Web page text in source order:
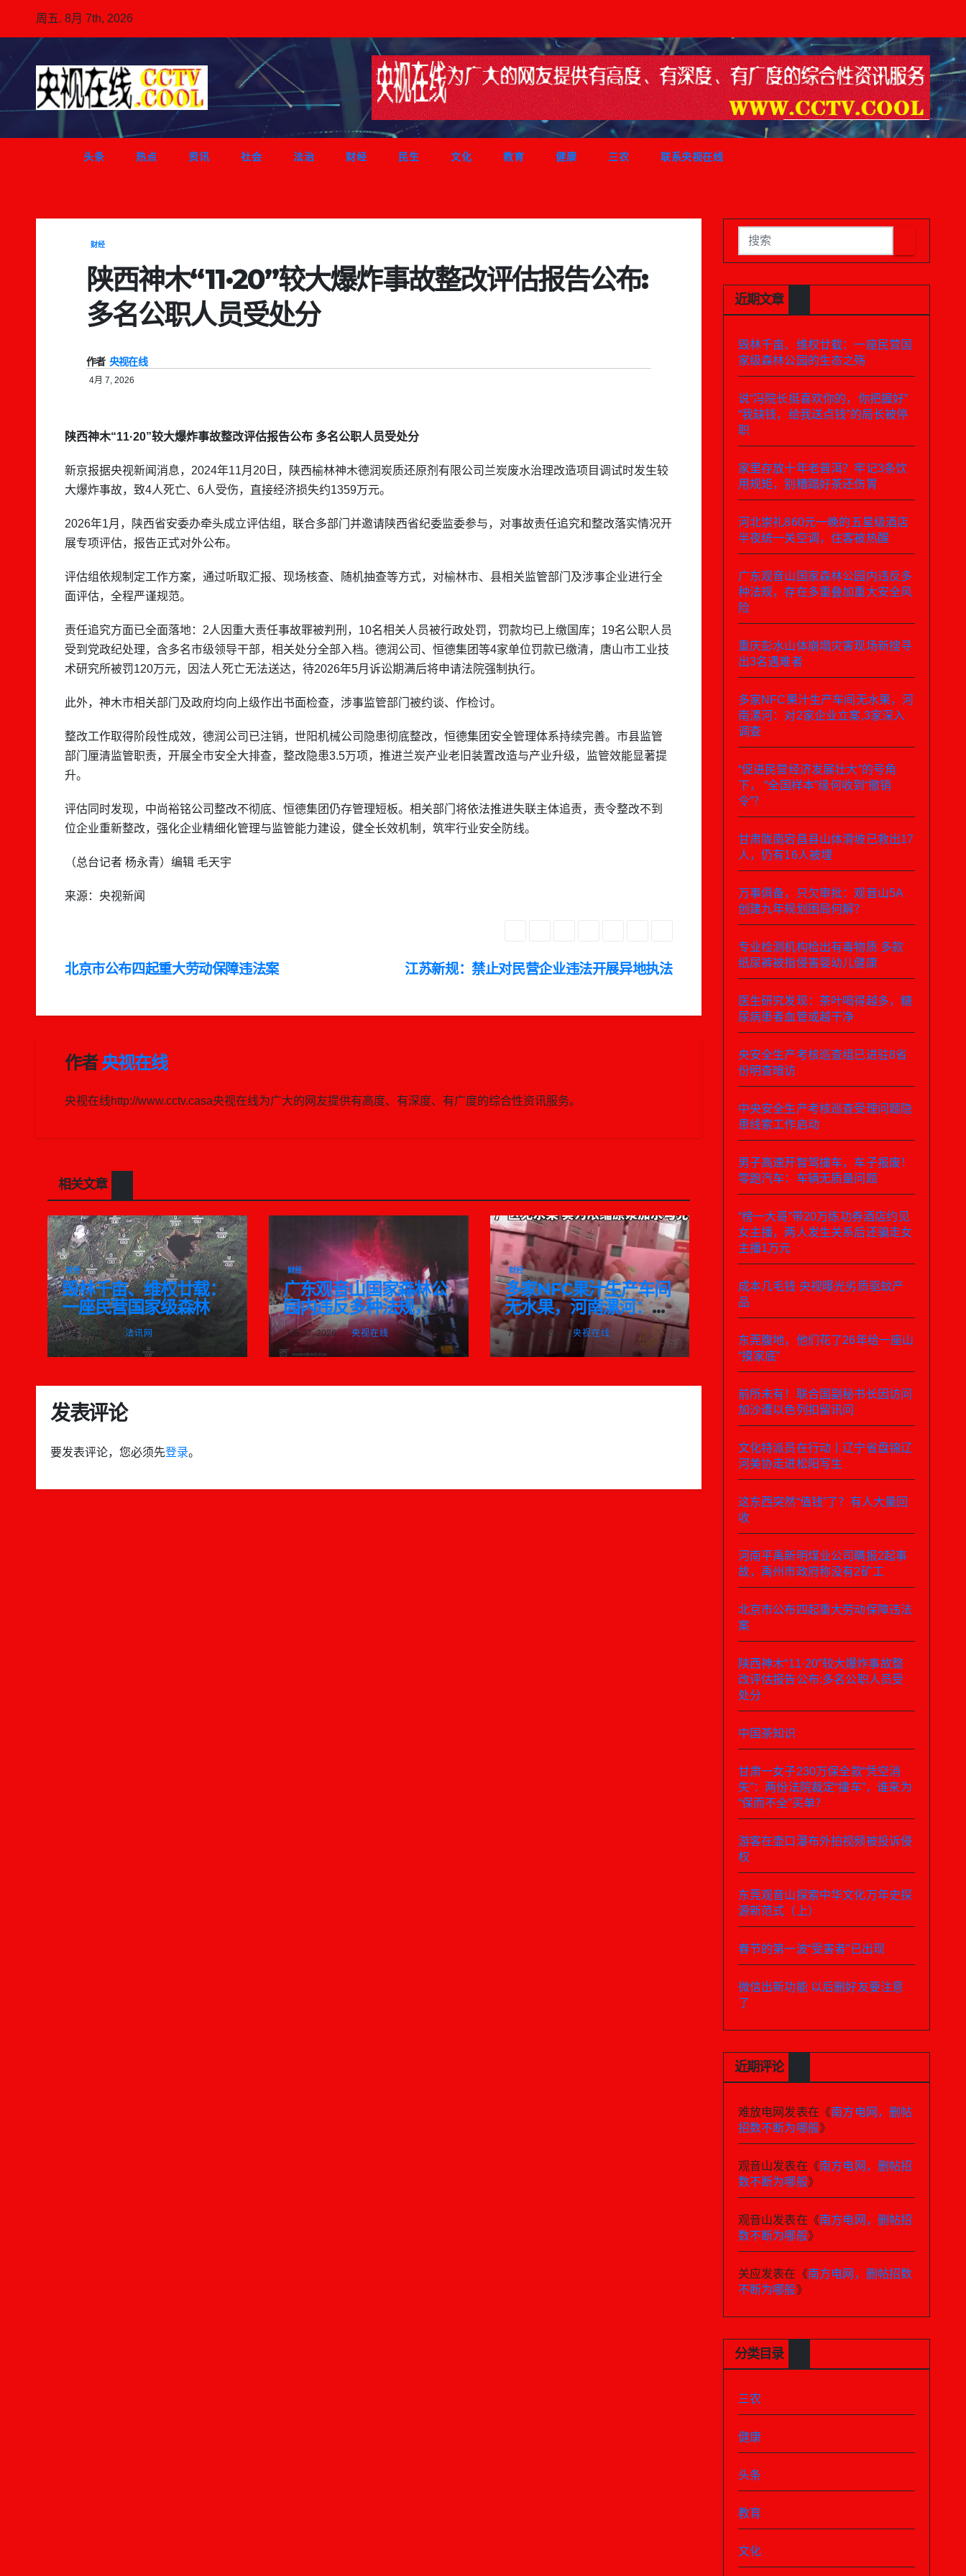
周五. 8月 7th, 2026
头条 热点 资讯 社会 法治 财经 民生 文化 教育 健康 三农 联系央视在线
财经
陕西神木“11·20”较大爆炸事故整改评估报告公布:
多名公职人员受处分
作者 央视在线
4月 7, 2026
陕西神木“11·20”较大爆炸事故整改评估报告公布 多名公职人员受处分
新京报据央视新闻消息，2024年11月20日，陕西榆林神木德润炭质还原剂有限公司兰炭废水治理改造项目调试时发生较
大爆炸事故，致4人死亡、6人受伤，直接经济损失约1359万元。
2026年1月，陕西省安委办牵头成立评估组，联合多部门并邀请陕西省纪委监委参与，对事故责任追究和整改落实情况开
展专项评估，报告正式对外公布。
评估组依规制定工作方案，通过听取汇报、现场核查、随机抽查等方式，对榆林市、县相关监管部门及涉事企业进行全
面评估，全程严谨规范。
责任追究方面已全面落地：2人因重大责任事故罪被判刑，10名相关人员被行政处罚，罚款均已上缴国库；19名公职人员
受到党政纪处理，含多名市级领导干部，相关处分全部入档。德润公司、恒德集团等4家单位罚款已缴清，唐山市工业技
术研究所被罚120万元，因法人死亡无法送达，待2026年5月诉讼期满后将申请法院强制执行。
此外，神木市相关部门及政府均向上级作出书面检查，涉事监管部门被约谈、作检讨。
整改工作取得阶段性成效，德润公司已注销，世阳机械公司隐患彻底整改，恒德集团安全管理体系持续完善。市县监管
部门厘清监管职责，开展全市安全大排查，整改隐患3.5万项，推进兰炭产业老旧装置改造与产业升级，监管效能显著提
升。
评估同时发现，中尚裕铭公司整改不彻底、恒德集团仍存管理短板。相关部门将依法推进失联主体追责，责令整改不到
位企业重新整改，强化企业精细化管理与监管能力建设，健全长效机制，筑牢行业安全防线。
（总台记者 杨永青）编辑 毛天宇
来源：央视新闻
文
航
江苏新规：禁止对民营企业违法开展异地执法
北京市公布四起重大劳动保障违法案
作者央视在线
央视在线http://www.cctv.casa央视在线为广大的网友提供有高度、有深度、有广度的综合性资讯服务。
相关文章
财经
毁林千亩、维权廿载：
一座民营国家级森林公
园的生态之殇
8月 7, 2026 法讯网
财经
广东观音山国家森林公
园内违反多种法规，存
在多重叠加重大安全风
险
7月 27, 2026 央视在线
财经
多家NFC果汁生产车间
无水果，河南漯河：对
2家企业立案,3家深入
调查
7月 17, 2026 央视在线
发表评论
要发表评论，您必须先登录。
近期文章
毁林千亩、维权廿载：一座民营国
家级森林公园的生态之殇
说“冯院长挺喜欢你的，你把握好”
“我缺钱，给我送点钱”的局长被停
职
家里存放十年老普洱？牢记3条饮
用规矩，别糟蹋好茶还伤胃
河北崇礼860元一晚的五星级酒店
半夜统一关空调，住客被热醒
广东观音山国家森林公园内违反多
种法规，存在多重叠加重大安全风
险
重庆彭水山体崩塌灾害现场新搜寻
出3名遇难者
多家NFC果汁生产车间无水果，河
南漯河：对2家企业立案,3家深入
调查
“促进民营经济发展壮大”的号角
下， “全国样本”缘何收到“撤销
令”？
甘肃陇南宕昌县山体滑坡已救出17
人，仍有16人被埋
万事俱备，只欠审批：观音山5A
创建九年规划困局何解？
专业检测机构检出有毒物质 多款
纸尿裤被指侵害婴幼儿健康
医生研究发现：茶叶喝得越多，糖
尿病患者血管或越干净
央安全生产考核巡查组已进驻8省
份明查暗访
中央安全生产考核巡查受理问题隐
患线索工作启动
男子高速开智驾撞车，车子报废！
零跑汽车：车辆无质量问题
“榜一大哥”带20万练功券酒店约见
女主播，两人发生关系后还骗走女
主播1万元
成本几毛钱 央视曝光劣质驱蚊产
品
东莞腹地，他们花了26年给一座山
“摸家底”
前所未有！联合国副秘书长因访问
加沙遭以色列扣留讯问
文化特派员在行动丨辽宁省盘锦辽
河美协走进松阳写生
这东西突然“值钱”了？有人大量回
收
河南平禹新明煤业公司瞒报2起事
故，禹州市政府称没有2矿工
北京市公布四起重大劳动保障违法
案
陕西神木“11·20”较大爆炸事故整
改评估报告公布:多名公职人员受
处分
中国茶知识
甘肃一女子230万保全款“凭空消
失”：两份法院裁定“撞车”，谁来为
“保而不全”买单？
游客在壶口瀑布外拍视频被投诉侵
权
东莞观音山探索中华文化万年史探
源新范式（上）
春节的第一波“受害者”已出现
微信出新功能 以后删好友要注意
了
近期评论
难放电网 发表在《南方电网，删帖
招数不断为哪般》
观音山发表在《南方电网，删帖招
数不断为哪般》
观音山发表在《南方电网，删帖招
数不断为哪般》
关应发表在《南方电网，删帖招数
不断为哪般》
分类目录
三农
健康
头条
教育
文化